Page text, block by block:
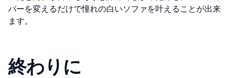
バーを変えるだけで憧れの白いソファを叶えることが出来
ます。
終わりに